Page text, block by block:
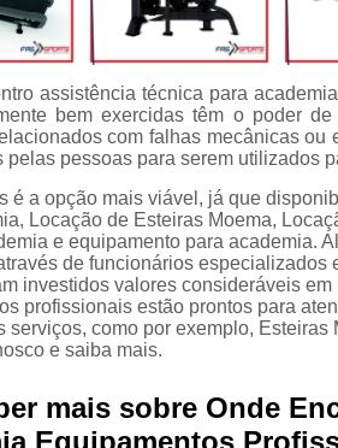
Multi estação
Venda de
para
academia
assistência técnica para
bem exercidas têm o poder
com falhas mecânicas
pelas pessoas para serem utilizados
é a opção mais viável, já que
Locação de Esteiras Moema,
e equipamento para academia.
de funcionários
investidos valores consideráveis
profissionais estão prontos para
serviços, como por exemplo,
e saiba mais.
mais sobre Onde
Equipamentos